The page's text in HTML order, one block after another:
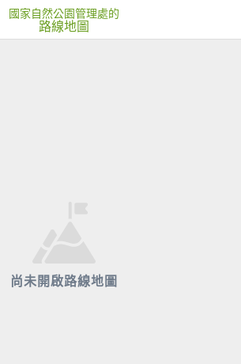
國家自然公園管理處的
路線地圖
尚未開啟路線地圖